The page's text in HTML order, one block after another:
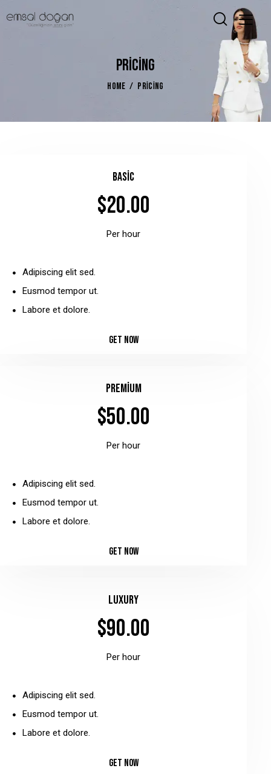
PRICING
HOME PRICING
Basic
$20.00
Per hour
Adipiscing elit sed.
Eusmod tempor ut.
Labore et dolore.
GET NOW
Premium
$50.00
Per hour
Adipiscing elit sed.
Eusmod tempor ut.
Labore et dolore.
GET NOW
Luxury
$90.00
Per hour
Adipiscing elit sed.
Eusmod tempor ut.
Labore et dolore.
GET NOW